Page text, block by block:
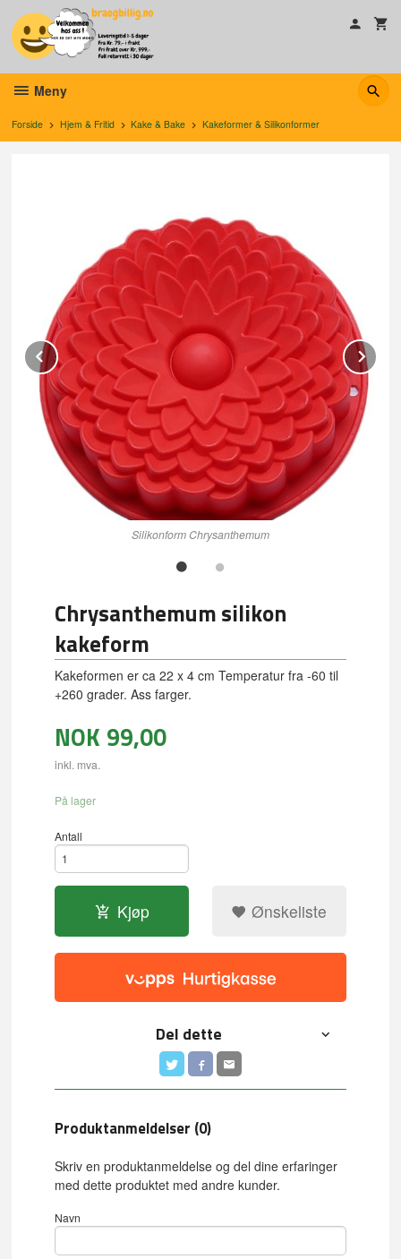
innholdet
Meny
Forside Hjem & Fritid Kake & Bake Kakeformer & Silikonformer
Silikonform Chrysanthemum
Prev
Chrysanthemum silikon
kakeform
Kakeformen er ca 22 x 4 cm Temperatur fra -60 til
+260 grader. Ass farger.
NOK 99,00
inkl. mva.
På lager
Antall
Kjøp Ønskeliste
Del dette
Produktanmeldelser (0)
Skriv en produktanmeldelse og del dine erfaringer
med dette produktet med andre kunder.
Navn